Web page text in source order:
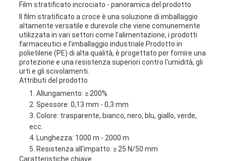
BLOG
MAPPA
DEL
SITO
NORME
Film stratificato incrociato - panoramica del prodotto
Il film stratificato a croce è una soluzione di imballaggio
altamente versatile e durevole che viene comunemente
utilizzata in vari settori come l'alimentazione, i prodotti
farmaceutici e l'imballaggio industriale.Prodotto in
polietilene (PE) di alta qualità, è progettato per fornire una
protezione e una resistenza superiori contro l'umidità, gli
urti e gli scivolamenti.
Attributi del prodotto
Allungamento: ≥ 200%
Spessore: 0,13 mm - 0,3 mm
Colore: trasparente, bianco, nero, blu, giallo, verde,
ecc.
Lunghezza: 1000 m - 2000 m
Resistenza all'impatto: ≥ 25 N/50 mm
Caratteristiche chiave